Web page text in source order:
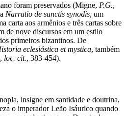
foram preservados (Migne, P.G.,
Narratio de sanctis synodis, um
carta aos armênios e três cartas sobre
de nove discursos em um estilo
primeiros bizantinos. De
eclesiástica et mystica, também
loc. cit., 383-454).
insigne em santidade e doutrina,
o imperador Leão Isáurico quando